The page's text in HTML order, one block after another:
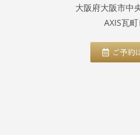
大阪府大阪市中
AXIS瓦
ご予約